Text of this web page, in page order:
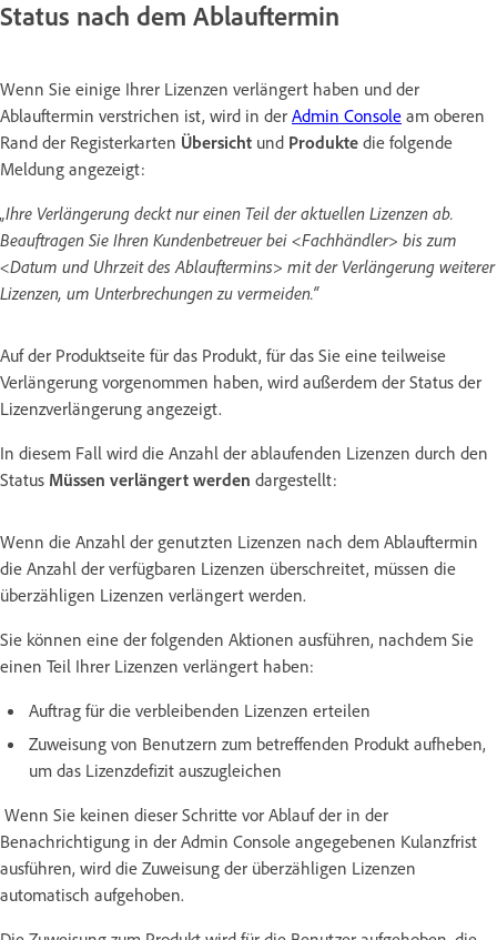
Status nach dem Ablauftermin
Wenn Sie einige Ihrer Lizenzen verlängert haben und der
Ablauftermin verstrichen ist, wird in der Admin Console am oberen
Rand der Registerkarten Übersicht und Produkte die folgende
Meldung angezeigt:
„Ihre Verlängerung deckt nur einen Teil der aktuellen Lizenzen ab.
Beauftragen Sie Ihren Kundenbetreuer bei <Fachhändler> bis zum
<Datum und Uhrzeit des Ablauftermins> mit der Verlängerung weiterer
Lizenzen, um Unterbrechungen zu vermeiden.“
Auf der Produktseite für das Produkt, für das Sie eine teilweise
Verlängerung vorgenommen haben, wird außerdem der Status der
Lizenzverlängerung angezeigt.
In diesem Fall wird die Anzahl der ablaufenden Lizenzen durch den
Status Müssen verlängert werden dargestellt:
Wenn die Anzahl der genutzten Lizenzen nach dem Ablauftermin
die Anzahl der verfügbaren Lizenzen überschreitet, müssen die
überzähligen Lizenzen verlängert werden.
Sie können eine der folgenden Aktionen ausführen, nachdem Sie
einen Teil Ihrer Lizenzen verlängert haben:
Auftrag für die verbleibenden Lizenzen erteilen
Zuweisung von Benutzern zum betreffenden Produkt aufheben,
um das Lizenzdefizit auszugleichen
Wenn Sie keinen dieser Schritte vor Ablauf der in der
Benachrichtigung in der Admin Console angegebenen Kulanzfrist
ausführen, wird die Zuweisung der überzähligen Lizenzen
automatisch aufgehoben.